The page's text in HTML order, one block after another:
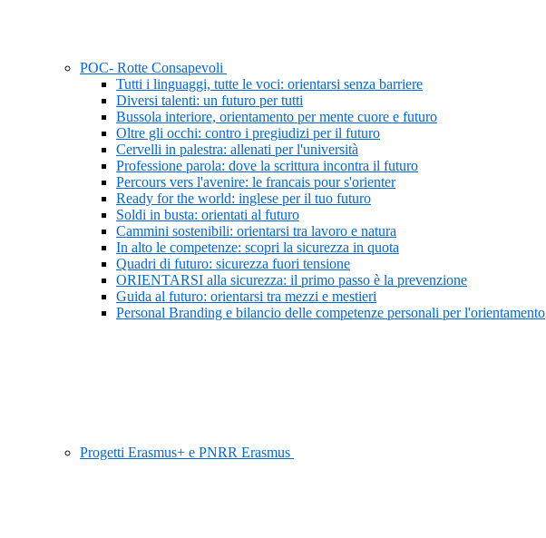
POC- Rotte Consapevoli
Tutti i linguaggi, tutte le voci: orientarsi senza barriere
Diversi talenti: un futuro per tutti
Bussola interiore, orientamento per mente cuore e futuro
Oltre gli occhi: contro i pregiudizi per il futuro
Cervelli in palestra: allenati per l'università
Professione parola: dove la scrittura incontra il futuro
Percours vers l'avenire: le francais pour s'orienter
Ready for the world: inglese per il tuo futuro
Soldi in busta: orientati al futuro
Cammini sostenibili: orientarsi tra lavoro e natura
In alto le competenze: scopri la sicurezza in quota
Quadri di futuro: sicurezza fuori tensione
ORIENTARSI alla sicurezza: il primo passo è la prevenzione
Guida al futuro: orientarsi tra mezzi e mestieri
Personal Branding e bilancio delle competenze personali per l'orientamento
Progetti Erasmus+ e PNRR Erasmus